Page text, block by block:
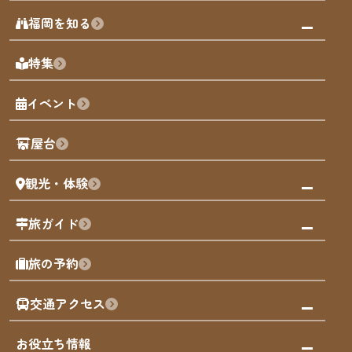
みんなの旅行記
天神エリア
博多旧市街
福岡城
歴史・文化
福岡を知る
福岡の見どころ
福岡の魅力
観光カレンダー
観光PR動画
まち歩き
福岡グルメ
福岡を楽しむ
福岡のアート
福岡のナイトタイム
福岡の歴史・文化
特集
イベント
屋台
観光・体験
観る・遊ぶ
屋台
買う
体験
泊まる
旅ガイド
モデルコース
AIおまかせコース
オリジナルプラン
みんなの旅行記
旅の予約
交通アクセス
市内交通ガイド
お役立ち情報